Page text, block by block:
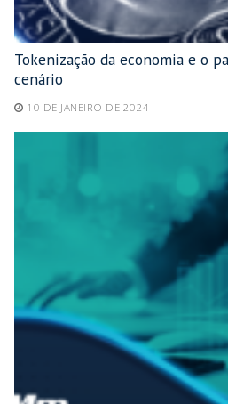
Tokenização da economia e o
cenário
10 DE JANEIRO DE 2024